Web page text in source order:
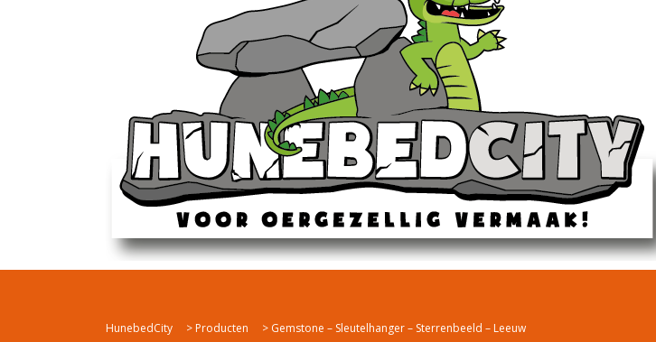
HunebedCity > Producten > Gemstone – Sleutelhanger – Sterrenbeeld – Leeuw